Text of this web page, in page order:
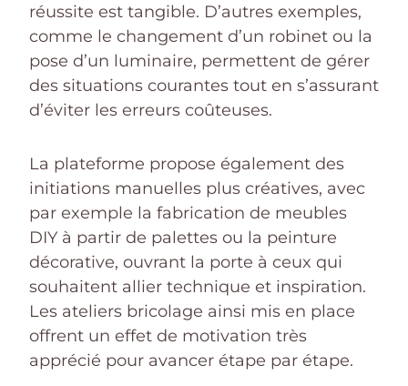
réussite est tangible. D’autres exemples,
comme le changement d’un robinet ou la
pose d’un luminaire, permettent de gérer
des situations courantes tout en s’assurant
d’éviter les erreurs coûteuses.
La plateforme propose également des
initiations manuelles plus créatives, avec
par exemple la fabrication de meubles
DIY à partir de palettes ou la peinture
décorative, ouvrant la porte à ceux qui
souhaitent allier technique et inspiration.
Les ateliers bricolage ainsi mis en place
offrent un effet de motivation très
apprécié pour avancer étape par étape.